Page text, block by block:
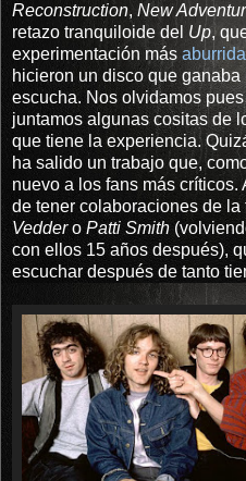
Reconstruction, New
retazo tranquiloide del Up,
experimentación más aburrida
hicieron un disco que
escucha. Nos olvidamos
juntamos algunas cositas de
que tiene la experiencia.
ha salido un trabajo que,
nuevo a los fans más
de tener colaboraciones de la
Veddero Patti Smith
con ellos 15 años después),
escuchar después de tanto